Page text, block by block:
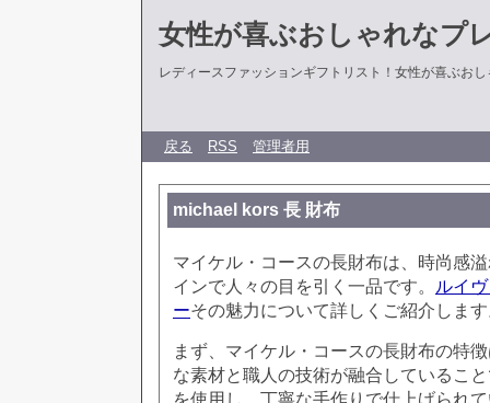
女性が喜ぶおしゃれなプ
レディースファッションギフトリスト！女性が喜ぶお
戻る RSS 管理者用
michael kors 長 財布
マイケル・コースの長財布は、時尚感
インで人々の目を引く一品です。
ルイ
ーその魅力について詳しくご紹介しま
まず、マイケル・コースの長財布の特
な素材と職人の技術が融合しているこ
を使用し、丁寧な手作りで仕上げられ